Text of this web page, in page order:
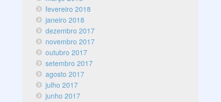
fevereiro 2018
janeiro 2018
dezembro 2017
novembro 2017
outubro 2017
setembro 2017
agosto 2017
julho 2017
junho 2017